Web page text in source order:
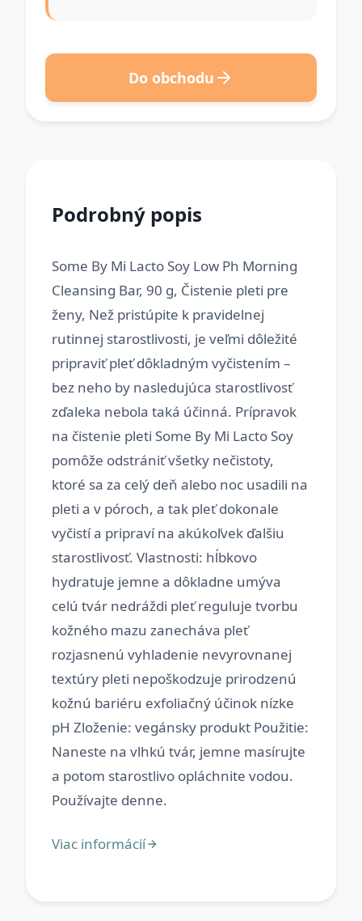
Do obchodu
Podrobný popis
Some By Mi Lacto Soy Low Ph Morning
Cleansing Bar, 90 g, Čistenie pleti pre
ženy, Než pristúpite k pravidelnej
rutinnej starostlivosti, je veľmi dôležité
pripraviť pleť dôkladným vyčistením –
bez neho by nasledujúca starostlivosť
zďaleka nebola taká účinná. Prípravok
na čistenie pleti Some By Mi Lacto Soy
pomôže odstrániť všetky nečistoty,
ktoré sa za celý deň alebo noc usadili na
pleti a v póroch, a tak pleť dokonale
vyčistí a pripraví na akúkoľvek ďalšiu
starostlivosť. Vlastnosti: hĺbkovo
hydratuje jemne a dôkladne umýva
celú tvár nedráždi pleť reguluje tvorbu
kožného mazu zanecháva pleť
rozjasnenú vyhladenie nevyrovnanej
textúry pleti nepoškodzuje prirodzenú
kožnú bariéru exfoliačný účinok nízke
pH Zloženie: vegánsky produkt Použitie:
Naneste na vlhkú tvár, jemne masírujte
a potom starostlivo opláchnite vodou.